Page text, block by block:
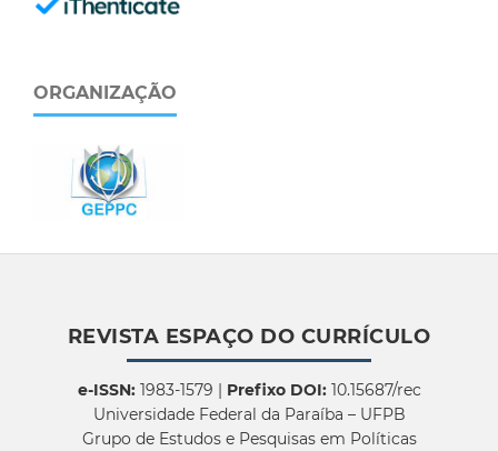
ORGANIZAÇÃO
REVISTA ESPAÇO DO CURRÍCULO
e-ISSN:1983-1579 | Prefixo DOI:10.15687/rec
Universidade Federal da Paraíba – UFPB
Grupo de Estudos e Pesquisas em Políticas